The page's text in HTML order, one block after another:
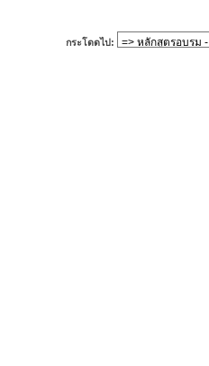
กระโดดไป: